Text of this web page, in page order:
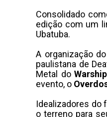
Consolidado
edição com um
Ubatuba.
A organização
paulistana de
Metal do
evento, o
Idealizadores do
o terreno para